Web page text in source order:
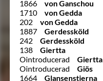
1866
von Ganschou
1710
von Gedda
202
von Gedda
1887
Gerdessköld
242
Gerdessköld
138
Giertta
Ointroducerad
Giertta
Ointroducerad
Giös
1664
Glansenstierna